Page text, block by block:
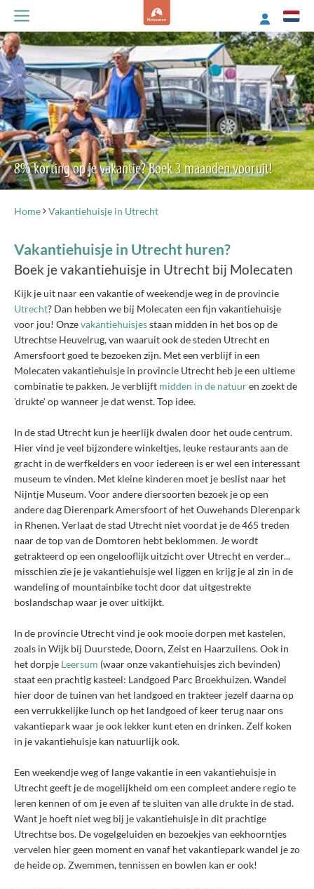
8% korting op je vakantie? Boek 3 maanden vooruit!
Home Vakantiehuisje in Utrecht
Vakantiehuisje in Utrecht huren?
Boek je vakantiehuisje in Utrecht bij Molecaten
Kijk je uit naar een vakantie of weekendje weg in de provincie
Utrecht? Dan hebben we bij Molecaten een fijn vakantiehuisje
voor jou! Onzevakantiehuisjesstaan midden in het bos op de
Utrechtse Heuvelrug, van waaruit ook de steden Utrecht en
Amersfoort goed te bezoeken zijn. Met een verblijf in een
Molecaten vakantiehuisje in provincie Utrecht heb je een ultieme
combinatie te pakken. Je verblijft midden in de natuuren zoekt de
'drukte' op wanneer je dat wenst. Top idee.
In de stad Utrecht kun je heerlijk dwalen door het oude centrum.
Hier vind je veel bijzondere winkeltjes, leuke restaurants aan de
gracht in de werfkelders en voor iedereen is er wel een interessant
museum te vinden. Met kleine kinderen moet je beslist naar het
Nijntje Museum. Voor andere diersoorten bezoek je op een
andere dag Dierenpark Amersfoort of het Ouwehands Dierenpark
in Rhenen. Verlaat de stad Utrecht niet voordat je de 465 treden
naar de top van de Domtoren hebt beklommen. Je wordt
getrakteerd op een ongelooflijk uitzicht over Utrecht en verder...
misschien zie je je vakantiehuisje wel liggen en krijg je al zin in de
wandeling of mountainbike tocht door dat uitgestrekte
boslandschap waar je over uitkijkt.
In de provincie Utrecht vind je ook mooie dorpen met kastelen,
zoals in Wijk bij Duurstede, Doorn, Zeist en Haarzuilens. Ook in
het dorpje Leersum (waar onze vakantiehuisjes zich bevinden)
staat een prachtig kasteel: Landgoed Parc Broekhuizen. Wandel
hier door de tuinen van het landgoed en trakteer jezelf daarna op
een verrukkelijke lunch op het landgoed of keer terug naar ons
vakantiepark waar je ook lekker kunt eten en drinken. Zelf koken
in je vakantiehuisje kan natuurlijk ook.
Een weekendje weg of lange vakantie in een vakantiehuisje in
Utrecht geeft je de mogelijkheid om een compleet andere regio te
leren kennen of om je even af te sluiten van alle drukte in de stad.
Want je hoeft niet weg bij je vakantiehuisje in dit prachtige
Utrechtse bos. De vogelgeluiden en bezoekjes van eekhoorntjes
vervelen hier geen moment en vanaf het vakantiepark wandel je zo
de heide op. Zwemmen, tennissen en bowlen kan er ook!